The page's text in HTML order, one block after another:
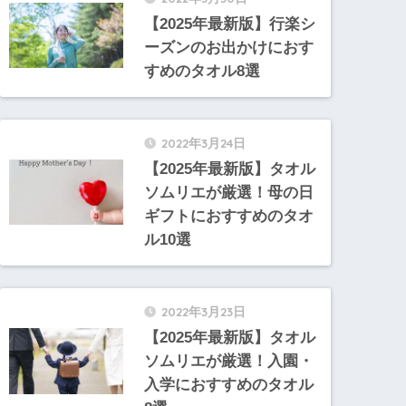
【2025年最新版】行楽シ
ーズンのお出かけにおす
すめのタオル8選
2022年3月24日
【2025年最新版】タオル
ソムリエが厳選！母の日
ギフトにおすすめのタオ
ル10選
2022年3月23日
【2025年最新版】タオル
ソムリエが厳選！入園・
入学におすすめのタオル